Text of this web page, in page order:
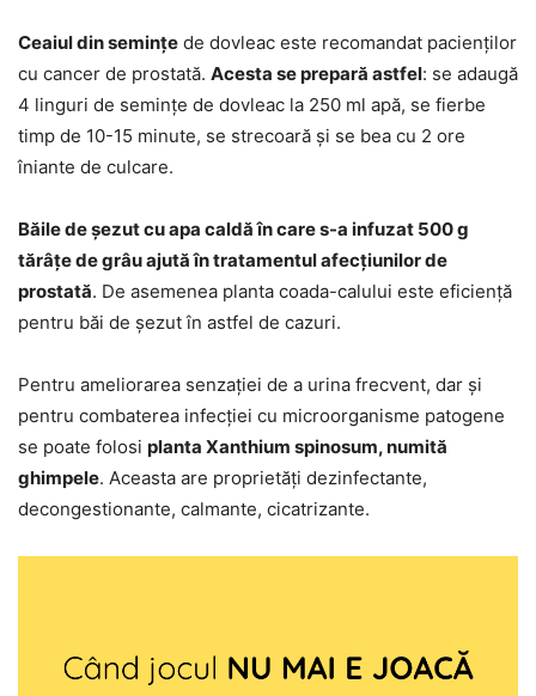
Ceaiul din semințe de dovleac este recomandat pacienților
cu cancer de prostată. Acesta se prepară astfel: se adaugă
4 linguri de semințe de dovleac la 250 ml apă, se fierbe
timp de 10-15 minute, se strecoară și se bea cu 2 ore
îniante de culcare.
Băile de șezut cu apa caldă în care s-a infuzat 500 g
tărâțe de grâu ajută în tratamentul afecțiunilor de
prostată. De asemenea planta coada-calului este eficiență
pentru băi de șezut în astfel de cazuri.
Pentru ameliorarea senzației de a urina frecvent, dar și
pentru combaterea infecției cu microorganisme patogene
se poate folosi planta Xanthium spinosum, numită
ghimpele. Aceasta are proprietăți dezinfectante,
decongestionante, calmante, cicatrizante.